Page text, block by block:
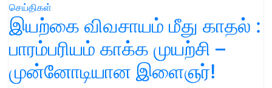
செய்திகள்
இயற்கை விவசாயம் மீது காதல் :
பாரம்பரியம் காக்க முயற்சி –
முன்னோடியான இளைஞர்!